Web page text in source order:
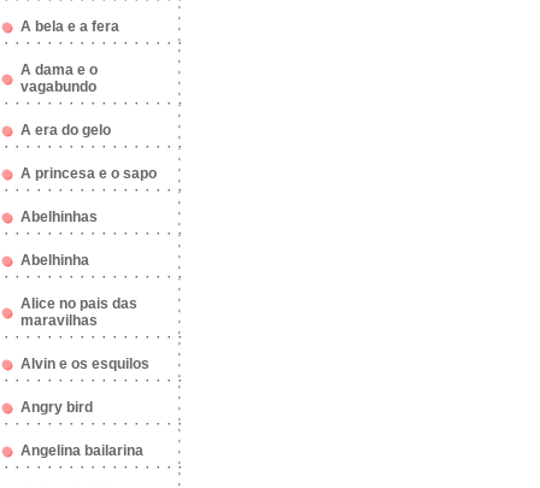
A bela e a fera
A dama e o
vagabundo
A era do gelo
A princesa e o sapo
Abelhinhas
Abelhinha
Alice no pais das
maravilhas
Alvin e os esquilos
Angry bird
Angelina bailarina